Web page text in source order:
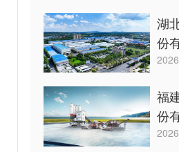
湖
份
系
福
份
项